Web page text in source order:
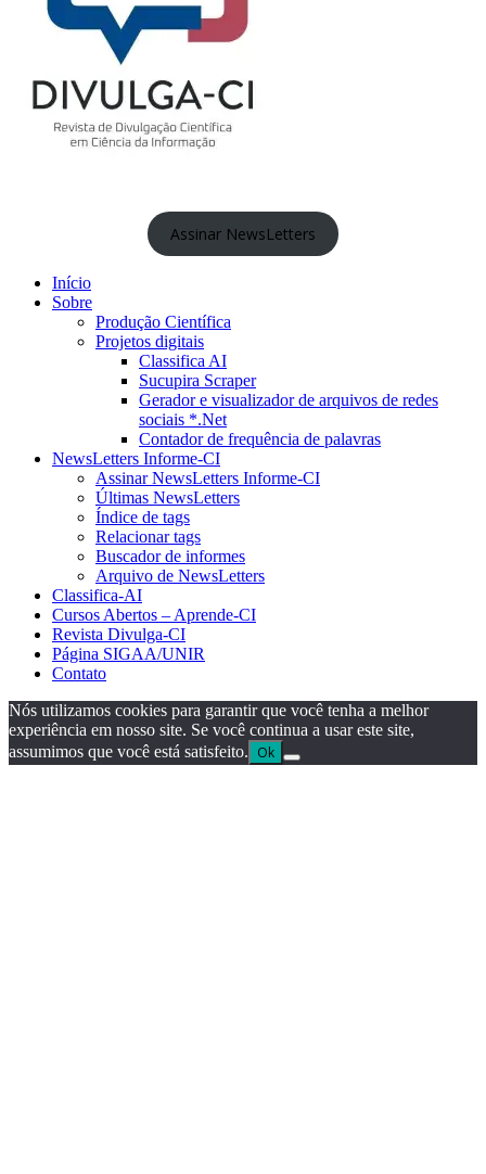
Assinar NewsLetters
Início
Sobre
Produção Científica
Projetos digitais
Classifica AI
Sucupira Scraper
Gerador e visualizador de arquivos de redes
sociais *.Net
Contador de frequência de palavras
NewsLetters Informe-CI
Assinar NewsLetters Informe-CI
Últimas NewsLetters
Índice de tags
Relacionar tags
Buscador de informes
Arquivo de NewsLetters
Classifica-AI
Cursos Abertos – Aprende-CI
Revista Divulga-CI
Página SIGAA/UNIR
Contato
Nós utilizamos cookies para garantir que você tenha a melhor
experiência em nosso site. Se você continua a usar este site,
assumimos que você está satisfeito. Ok